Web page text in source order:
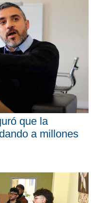
que la
a millones